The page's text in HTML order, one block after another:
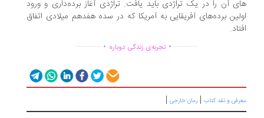
آن را در یک تراژدی باید یافت. تراژدی آغاز برده‌داری و ورود
برده‌­های آفریقایی به آمریکا که در سده هفدهم میلادی اتفاق
............... .تجربه‌ی زندگی دوباره ...............
و نقد کتاب|رمان خارجی|